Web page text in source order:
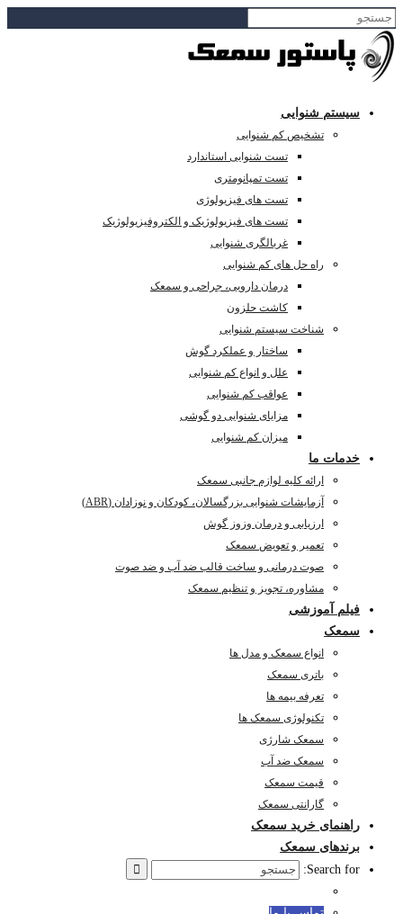
سیستم شنوایی
تشخیص کم شنوایی
تست شنوایی استاندارد
تست تمپانومتری
تست های فیزیولوژی
تست های فیزیولوژیک و الکتروفیزیولوژیک
غربالگری شنوایی
راه حل های کم شنوایی
درمان دارویی، جراحی و سمعک
کاشت حلزون
شناخت سیستم شنوایی
ساختار و عملکرد گوش
علل و انواع کم شنوایی
عواقب کم شنوایی
مزایای شنوایی دو گوشی
میزان کم شنوایی
خدمات ما
ارائه کلیه لوازم جانبی سمعک
آزمایشات شنوایی بزرگسالان، کودکان و نوزادان (ABR)
ارزیابی و درمان وزوز گوش
تعمیر و تعویض سمعک
صوت درمانی و ساخت قالب ضد آب و ضد صوت
مشاوره، تجویز و تنظیم سمعک
فیلم آموزشی
سمعک
انواع سمعک و مدل ها
باتری سمعک
تعرفه بیمه ها
تکنولوژی سمعک ها
سمعک شارژی
سمعک ضد آب
قیمت سمعک
گارانتی سمعک
راهنمای خرید سمعک
برندهای سمعک
Search for: